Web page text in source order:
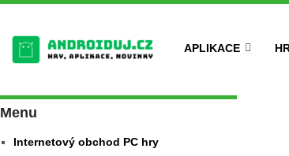
APLIKACE
Menu
Internetový obchod PC hry